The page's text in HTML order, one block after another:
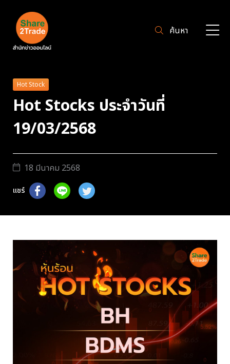
ค้นหา
Hot Stock
Hot Stocks ประจำวันที่
19/03/2568
18 มีนาคม 2568
แชร์